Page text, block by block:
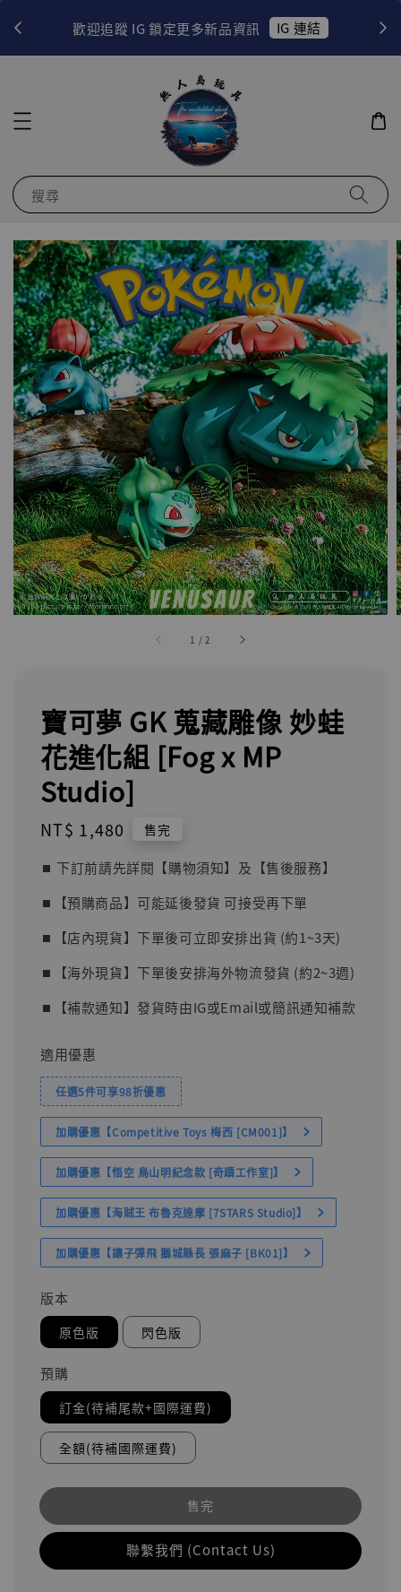
歡迎追蹤 IG 鎖定更多新品資訊 IG 連結
搜尋
1 /2
寶可夢 GK 蒐藏雕像 妙蛙
花進化組 [Fog x MP
Studio]
Regular
NT$ 1,480 售完
⏹︎ 下訂前請先詳閱【購物須知】及【售後服務】
⏹︎【預購商品】可能延後發貨 可接受再下單
⏹︎【店內現貨】下單後可立即安排出貨 (約1~3天)
⏹︎【海外現貨】下單後安排海外物流發貨 (約2~3週)
⏹︎【補款通知】發貨時由IG或Email或簡訊通知補款
適用優惠
任選5件可享98折優惠
加購優惠【Competitive Toys 梅西 [CM001]】
加購優惠【悟空 鳥山明紀念款 [奇蹟工作室]】
加購優惠【海賊王 布魯克達摩 [7STARS Studio]】
加購優惠【讓子彈飛 鵝城縣長 張麻子 [BK01]】
版本
原色版 閃色版
預購
訂金(待補尾款+國際運費)
全額(待補國際運費)
售完
聯繫我們 (Contact Us)